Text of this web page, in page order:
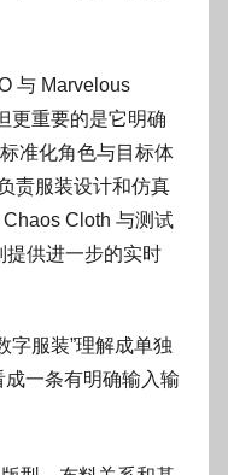
与 Marvelous
更重要的是它明确
准化角色与目标体
责服装设计和仿真
Cloth 与测试
提供进一步的实时
字服装”理解成单独
一条有明确输入输